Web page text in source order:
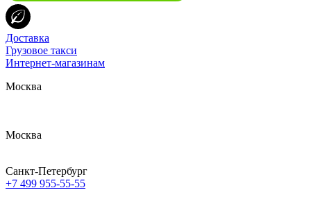
Доставка
Грузовое такси
Интернет-магазинам
Москва
Москва
Санкт-Петербург
+7 499 955-55-55